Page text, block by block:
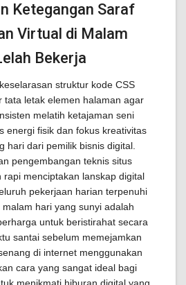
Ketegangan Saraf
Virtual di Malam
Bekerja
struktur kode CSS
tata letak elemen halaman agar
melatih ketajaman seni
energi fisik dan fokus kreativitas
hari dari pemilik bisnis digital.
pengembangan teknis situs
rapi menciptakan lanskap digital
pekerjaan harian terpenuhi
hari yang sunyi adalah
untuk beristirahat secara
santai sebelum memejamkan
di internet menggunakan
cara yang sangat ideal bagi